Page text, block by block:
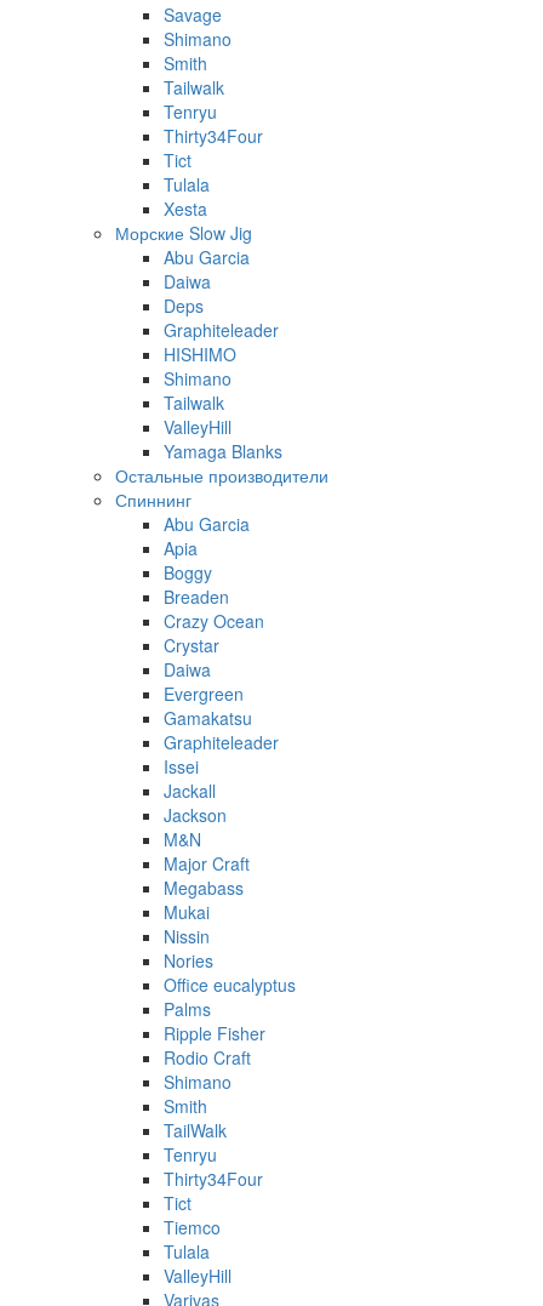
Savage
Shimano
Smith
Tailwalk
Tenryu
Thirty34Four
Tict
Tulala
Xesta
Морские Slow Jig
Abu Garcia
Daiwa
Deps
Graphiteleader
HISHIMO
Shimano
Tailwalk
ValleyHill
Yamaga Blanks
Остальные производители
Спиннинг
Abu Garcia
Apia
Boggy
Breaden
Crazy Ocean
Crystar
Daiwa
Evergreen
Gamakatsu
Graphiteleader
Issei
Jackall
Jackson
M&N
Major Craft
Megabass
Mukai
Nissin
Nories
Office eucalyptus
Palms
Ripple Fisher
Rodio Craft
Shimano
Smith
TailWalk
Tenryu
Thirty34Four
Tict
Tiemco
Tulala
ValleyHill
Varivas